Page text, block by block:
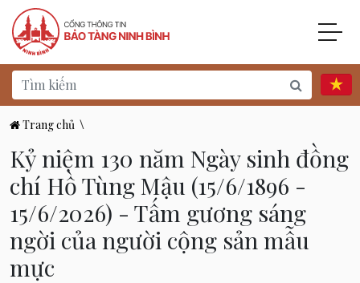
Trang chủ \
Kỷ niệm 130 năm Ngày sinh đồng
chí Hồ Tùng Mậu (15/6/1896 -
15/6/2026) - Tấm gương sáng
ngời của người cộng sản mẫu
mực